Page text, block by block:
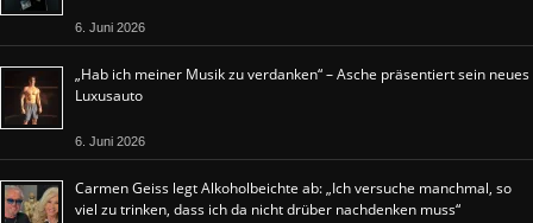
6. Juni 2026
„Hab ich meiner Musik zu verdanken“ – Asche präsentiert sein neues
Luxusauto
6. Juni 2026
Carmen Geiss legt Alkoholbeichte ab: „Ich versuche manchmal, so
viel zu trinken, dass ich da nicht drüber nachdenken muss“